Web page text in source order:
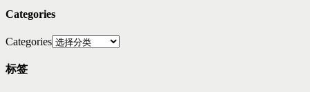
Categories
Categories
标签